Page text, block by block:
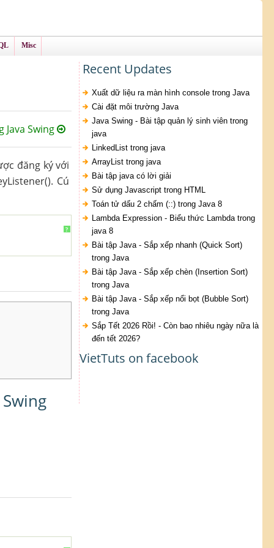
Misc
Swing
đăng ký với
Cú
?
Recent Updates
Xuất dữ liệu ra màn hình console trong Java
Cài đặt môi trường Java
Java Swing - Bài tập quản lý sinh viên trong
java
LinkedList trong java
ArrayList trong java
Bài tập java có lời giải
Sử dụng Javascript trong HTML
Toán tử dấu 2 chấm (::) trong Java 8
Lambda Expression - Biểu thức Lambda trong
java 8
Bài tập Java - Sắp xếp nhanh (Quick Sort)
trong Java
Bài tập Java - Sắp xếp chèn (Insertion Sort)
trong Java
Bài tập Java - Sắp xếp nổi bọt (Bubble Sort)
trong Java
Sắp Tết 2026 Rồi! - Còn bao nhiêu ngày nữa là
đến tết 2026?
VietTuts on facebook